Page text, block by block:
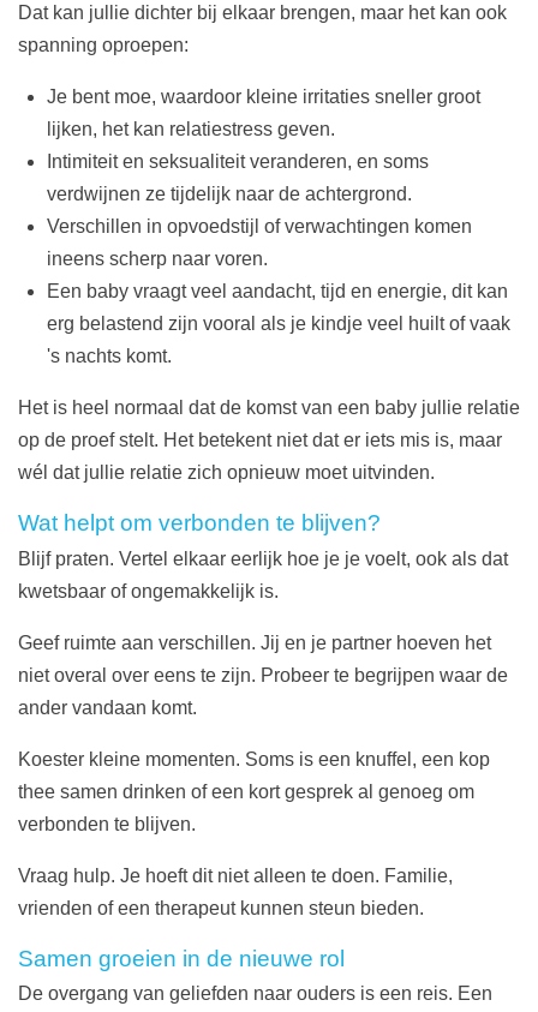
Dat kan jullie dichter bij elkaar brengen, maar het kan ook
spanning oproepen:
Je bent moe, waardoor kleine irritaties sneller groot
lijken, het kan relatiestress geven.
Intimiteit en seksualiteit veranderen, en soms
verdwijnen ze tijdelijk naar de achtergrond.
Verschillen in opvoedstijl of verwachtingen komen
ineens scherp naar voren.
Een baby vraagt veel aandacht, tijd en energie, dit kan
erg belastend zijn vooral als je kindje veel huilt of vaak
's nachts komt.
Het is heel normaal dat de komst van een baby jullie relatie
op de proef stelt. Het betekent niet dat er iets mis is, maar
wél dat jullie relatie zich opnieuw moet uitvinden.
Wat helpt om verbonden te blijven?
Blijf praten. Vertel elkaar eerlijk hoe je je voelt, ook als dat
kwetsbaar of ongemakkelijk is.
Geef ruimte aan verschillen. Jij en je partner hoeven het
niet overal over eens te zijn. Probeer te begrijpen waar de
ander vandaan komt.
Koester kleine momenten. Soms is een knuffel, een kop
thee samen drinken of een kort gesprek al genoeg om
verbonden te blijven.
Vraag hulp. Je hoeft dit niet alleen te doen. Familie,
vrienden of een therapeut kunnen steun bieden.
Samen groeien in de nieuwe rol
De overgang van geliefden naar ouders is een reis. Een